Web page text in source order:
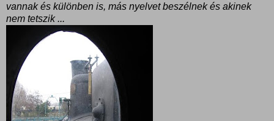
vannak és különben is, más nyelvet beszélnek és akinek
nem tetszik ...